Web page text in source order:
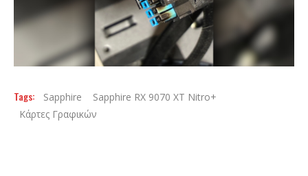
Tags: Sapphire
Sapphire RX 9070 XT Nitro+
Κάρτες Γραφικών